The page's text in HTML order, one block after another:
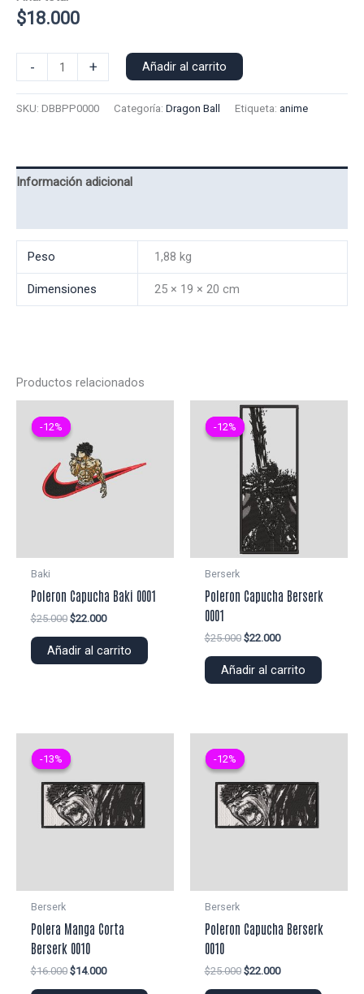
$18.000
-
Polo
+ Añadir al carrito
SKU: DBBPP0000 Categoría: Dragon Ball Etiqueta: anime
Información adicional
Peso 1,88 kg
Dimensiones 25 × 19 × 20 cm
Productos relacionados
-12%
-12%
Baki
Poleron Capucha Baki 0001
$25.000 El
original
$22.000El
actual
Añadir al carrito
-12%
-12%
Berserk
Poleron Capucha Berserk
0001
$25.000 El
original
$22.000El
actual
Añadir al carrito
-13%
-13%
Berserk
Polera Manga Corta
Berserk 0010
$16.000 El
$14.000El
-12%
-12%
Berserk
Poleron Capucha Berserk
0010
$25.000 El
$22.000El